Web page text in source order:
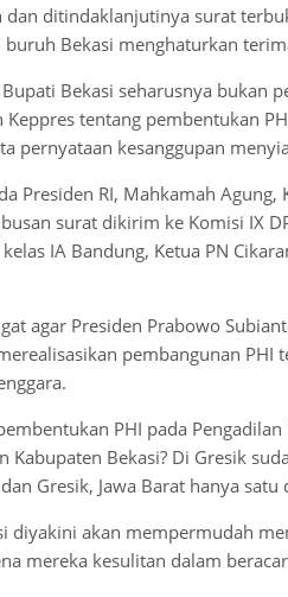
ditindaklanjutinya surat
Bekasi menghaturkan
Bekasi seharusnya bukan
tentang pembentukan
pernyataan kesanggupan
Presiden RI, Mahkamah Agung,
surat dikirim ke Komisi IX
IA Bandung, Ketua PN
agar Presiden Prabowo
pembangunan PHI
PHI pada
Kabupaten Bekasi? Di Gresik
Gresik, Jawa Barat hanya satu
diyakini akan mempermudah
mereka kesulitan dalam